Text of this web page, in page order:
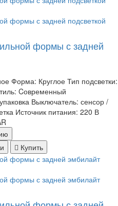
формы с задней
Форма: Круглое Тип подсветки:
Cовременный
Выключатель: сенсор /
Источник питания: 220 В
Купить